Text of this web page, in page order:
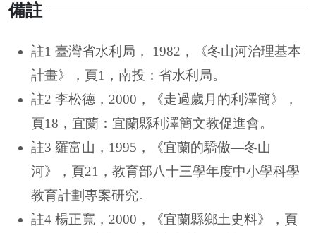
備註
註1 臺灣省水利局， 1982，《冬山河治理基本
計畫》，頁1，南投：省水利局。
註2 李松德，2000，《走過歲月的利澤簡》，
頁18，宜蘭：宜蘭縣利澤簡文教促進會。
註3 羅富山，1995，《宜蘭的驕傲—冬山
河》，頁21，教育部八十三學年度中小學科學
教育計劃專案研究。
註4 楊正寬，2000，《宜蘭縣鄉土史料》，頁